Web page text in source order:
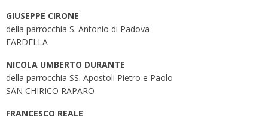
GIUSEPPE CIRONE
della parrocchia S. Antonio di Padova
FARDELLA
NICOLA UMBERTO DURANTE
della parrocchia SS. Apostoli Pietro e Paolo
SAN CHIRICO RAPARO
FRANCESCO REALE